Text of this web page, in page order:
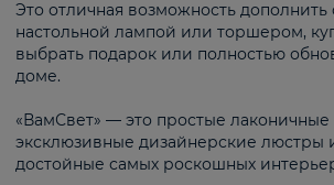
Это отличная возможность
настольной лампой или торшером,
выбрать подарок или полностью
доме.
«ВамСвет» — это простые
эксклюзивные дизайнерские люстры
достойные самых роскошных